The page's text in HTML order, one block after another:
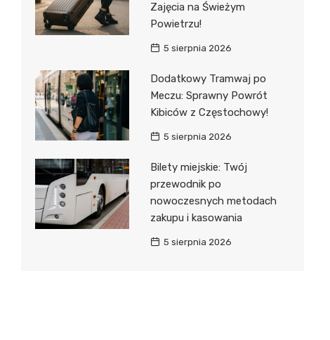
Zajęcia na Świeżym
Powietrzu!
5 sierpnia 2026
Dodatkowy Tramwaj po
Meczu: Sprawny Powrót
Kibiców z Częstochowy!
5 sierpnia 2026
Bilety miejskie: Twój
przewodnik po
nowoczesnych metodach
zakupu i kasowania
5 sierpnia 2026